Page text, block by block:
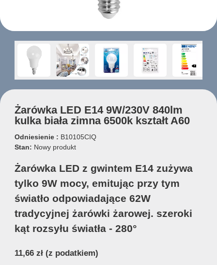
Żarówka LED E14 9W/230V 840lm
kulka biała zimna 6500k kształt A60
Odniesienie : B10105CIQ
Stan: Nowy produkt
Żarówka LED z gwintem E14 zużywa
tylko 9W mocy, emitując przy tym
światło odpowiadające 62W
tradycyjnej żarówki żarowej. szeroki
kąt rozsyłu światła - 280°
11,66 zł (z podatkiem)